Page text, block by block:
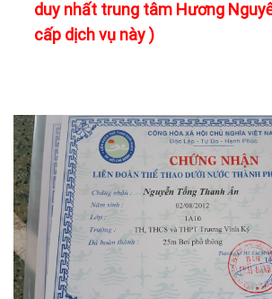
duy nhất trung tâm Hương
cấp dịch vụ này )